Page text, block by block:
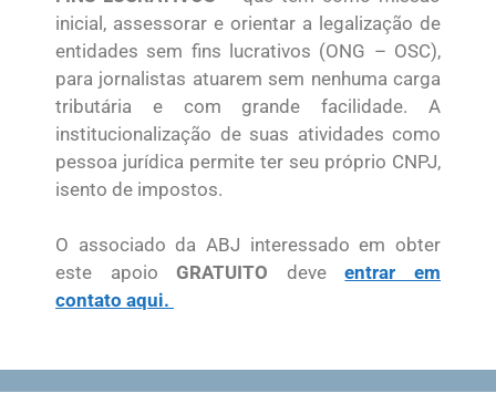
inicial, assessorar e orientar a legalização de
entidades sem fins lucrativos (ONG – OSC),
para jornalistas atuarem sem nenhuma carga
tributária e com grande facilidade. A
institucionalização de suas atividades como
pessoa jurídica permite ter seu próprio CNPJ,
isento de impostos.
O associado da ABJ interessado em obter
este apoioGRATUITO deveentrar em
contato aqui.